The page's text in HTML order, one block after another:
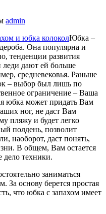
admin
Юбка –
Она популярна и
тенденции развития
дают ей больше
средневековья. Раньше
– выбор был лишь по
ограничение – Ваша
юбка может придать Вам
ног, не даст Вам
пляжу и будет легко
полдень, позволит
наоборот, даст понять,
В общем, Вам остается
дело техники.
заниматься
За основу берется простая
что юбка с запахом имеет